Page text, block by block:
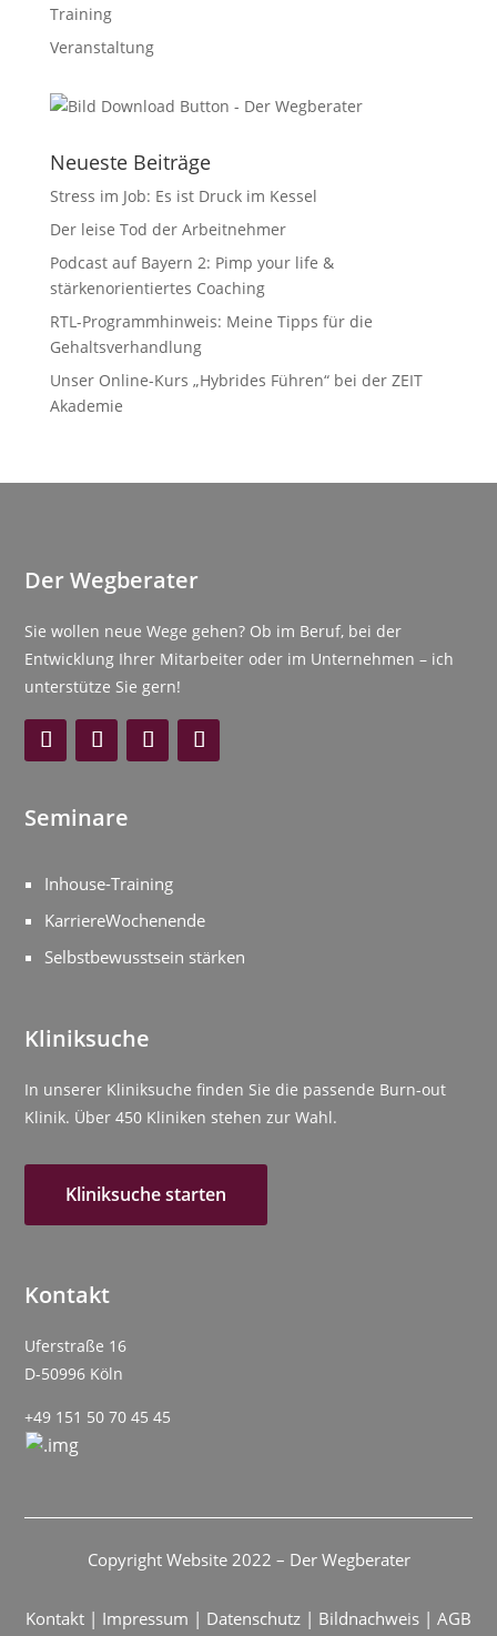
Training
Veranstaltung
Neueste Beiträge
Stress im Job: Es ist Druck im Kessel
Der leise Tod der Arbeitnehmer
Podcast auf Bayern 2: Pimp your life &
stärkenorientiertes Coaching
RTL-Programmhinweis: Meine Tipps für die
Gehaltsverhandlung
Unser Online-Kurs „Hybrides Führen“ bei der ZEIT
Akademie
Der Wegberater
Sie wollen neue Wege gehen? Ob im Beruf, bei der
Entwicklung Ihrer Mitarbeiter oder im Unternehmen – ich
unterstütze Sie gern!
Seminare
Inhouse-Training
KarriereWochenende
Selbstbewusstsein stärken
Kliniksuche
In unserer Kliniksuche finden Sie die passende Burn-out
Klinik. Über 450 Kliniken stehen zur Wahl.
Kliniksuche starten
Kontakt
Uferstraße 16
D-50996 Köln
+49 151 50 70 45 45
Copyright Website 2022 – Der Wegberater
Kontakt | Impressum | Datenschutz | Bildnachweis | AGB